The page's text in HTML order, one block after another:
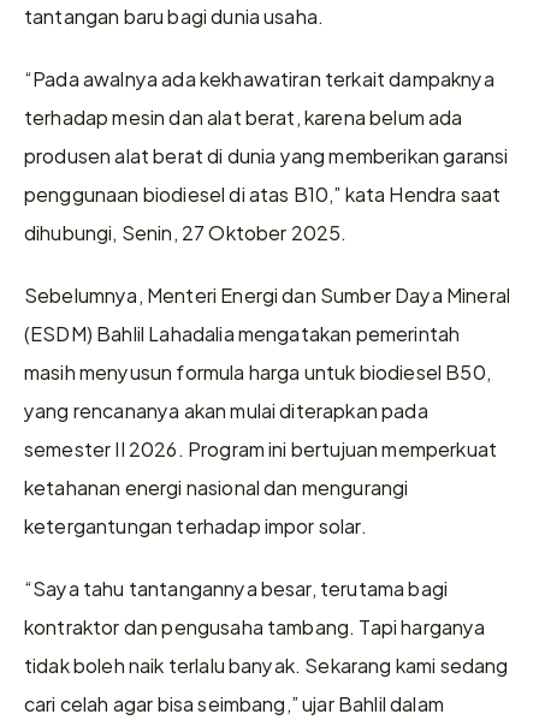
tantangan baru bagi dunia usaha.
“Pada awalnya ada kekhawatiran terkait dampaknya
terhadap mesin dan alat berat, karena belum ada
produsen alat berat di dunia yang memberikan garansi
penggunaan biodiesel di atas B10,” kata Hendra saat
dihubungi, Senin, 27 Oktober 2025.
Sebelumnya, Menteri Energi dan Sumber Daya Mineral
(ESDM) Bahlil Lahadalia mengatakan pemerintah
masih menyusun formula harga untuk biodiesel B50,
yang rencananya akan mulai diterapkan pada
semester II 2026. Program ini bertujuan memperkuat
ketahanan energi nasional dan mengurangi
ketergantungan terhadap impor solar.
“Saya tahu tantangannya besar, terutama bagi
kontraktor dan pengusaha tambang. Tapi harganya
tidak boleh naik terlalu banyak. Sekarang kami sedang
cari celah agar bisa seimbang,” ujar Bahlil dalam